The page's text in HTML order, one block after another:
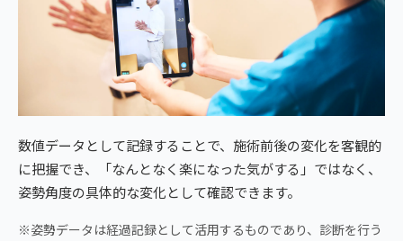
数値データとして記録することで、施術前後の変化を客観的
に把握でき、「なんとなく楽になった気がする」ではなく、
姿勢角度の具体的な変化として確認できます。
※姿勢データは経過記録として活用するものであり、診断を行う